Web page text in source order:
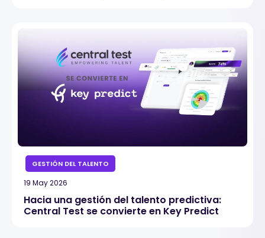
GESTIÓN DEL TALENTO
19 May 2026
Hacia una gestión del talento predictiva:
Central Test se convierte en Key Predict